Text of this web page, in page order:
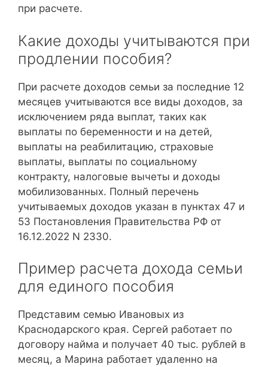
при расчете.
Какие доходы учитываются при
продлении пособия?
При расчете доходов семьи за последние 12
месяцев учитываются все виды доходов, за
исключением ряда выплат, таких как
выплаты по беременности и на детей,
выплаты на реабилитацию, страховые
выплаты, выплаты по социальному
контракту, налоговые вычеты и доходы
мобилизованных. Полный перечень
учитываемых доходов указан в пунктах 47 и
53 Постановления Правительства РФ от
16.12.2022 N 2330.
Пример расчета дохода семьи
для единого пособия
Представим семью Ивановых из
Краснодарского края. Сергей работает по
договору найма и получает 40 тыс. рублей в
месяц, а Марина работает удаленно на